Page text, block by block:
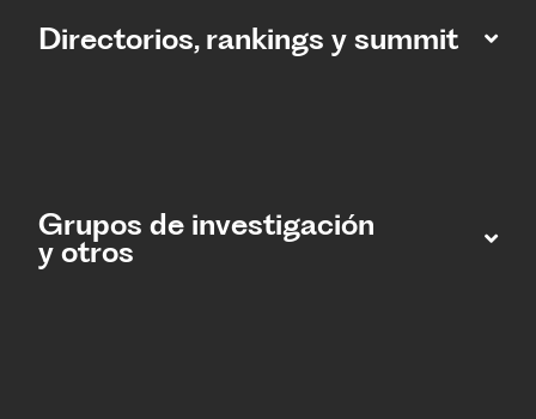
Directorios, rankings y summit
Grupos de investigación
y otros